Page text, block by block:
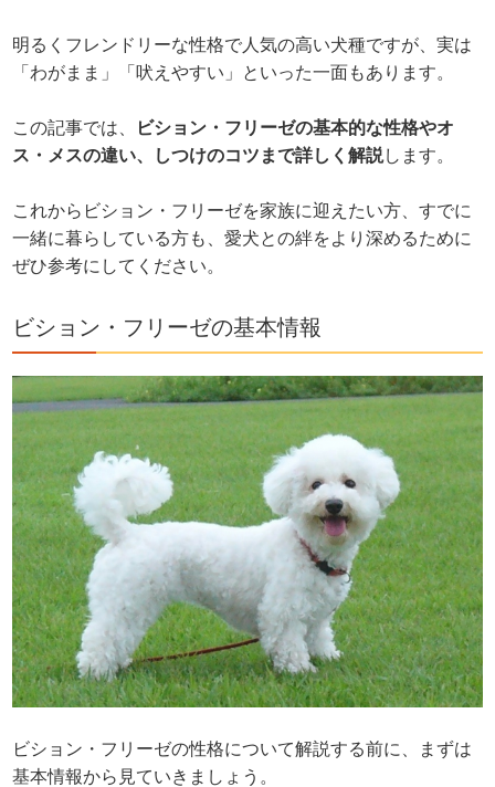
明るくフレンドリーな性格で人気の高い犬種ですが、実は
「わがまま」「吠えやすい」といった一面もあります。
この記事では、
ビション・フリーゼの基本的な性格やオ
ス・メスの違い、しつけのコツまで詳しく解説します。
これからビション・フリーゼを家族に迎えたい方、すでに
一緒に暮らしている方も、愛犬との絆をより深めるために
ぜひ参考にしてください。
ビション・フリーゼの基本情報
ビション・フリーゼの性格について解説する前に、まずは
基本情報から見ていきましょう。